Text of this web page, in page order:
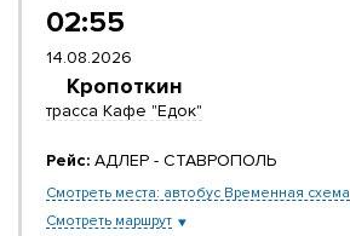
02:55
14.08.2026
Кропоткин
трасса Кафе "Едок"
Рейс: АДЛЕР - СТАВРОПОЛЬ
Смотреть места: автобус Временная схема
Смотреть маршрут